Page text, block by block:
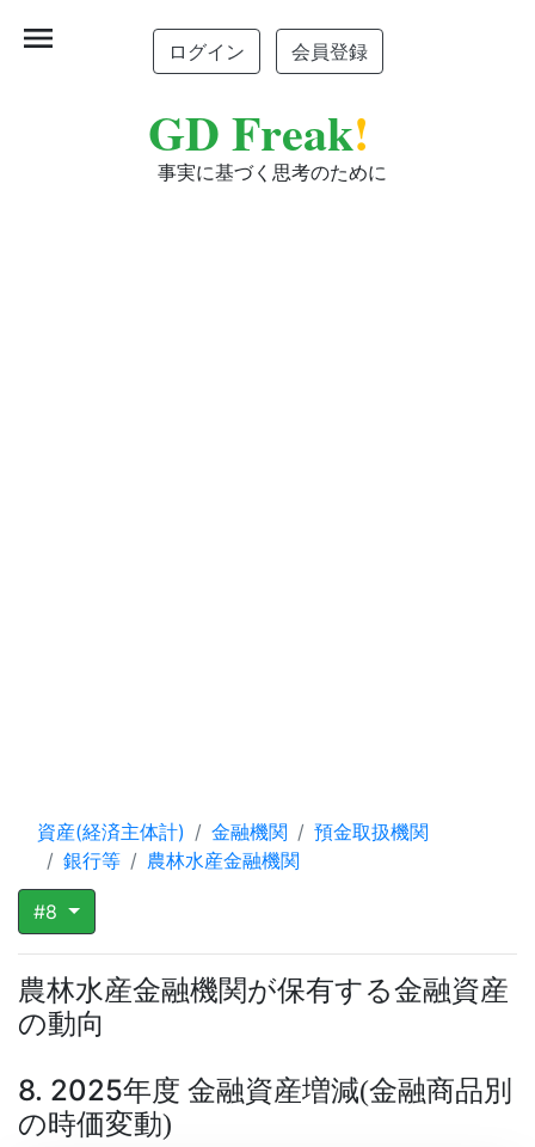
ログイン 会員登録
GD Freak!
事実に基づく思考のために
menu
資産(経済主体計) 金融機関
預金取扱機関
銀行等
農林水産金融機関
#8
農林水産金融機関が保有する金融資産
の動向
8. 2025年度 金融資産増減(金融商品別
の時価変動)